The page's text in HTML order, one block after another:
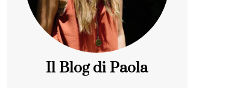
Il Blog di Paola